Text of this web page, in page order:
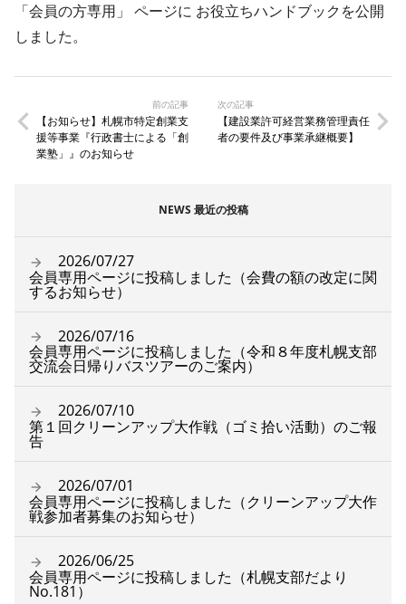
「会員の方専用」 ページに お役立ちハンドブックを公開
しました。
前の記事
【お知らせ】札幌市特定創業支
援等事業『行政書士による「創
業塾」』のお知らせ
次の記事
【建設業許可経営業務管理責任
者の要件及び事業承継概要】
NEWS 最近の投稿
2026/07/27
会員専用ページに投稿しました（会費の額の改定に関
するお知らせ）
2026/07/16
会員専用ページに投稿しました（令和８年度札幌支部
交流会日帰りバスツアーのご案内）
2026/07/10
第１回クリーンアップ大作戦（ゴミ拾い活動）のご報
告
2026/07/01
会員専用ページに投稿しました（クリーンアップ大作
戦参加者募集のお知らせ）
2026/06/25
会員専用ページに投稿しました（札幌支部だより
No.181）